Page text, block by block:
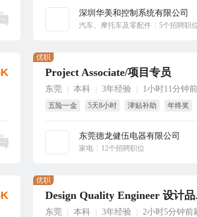
深圳华美和控制系统有限公司
汽车、摩托车及零配件 5个招聘职
立即沟通
Project Associate/项目专员
东莞 本科 3年经验 1小时11分钟
五险一金 5天8小时 津贴补助 年终奖
东莞德龙健伍电器有限公司
家电 12个招聘职位
优职
立即沟通
东莞 本科 3年经验 2小时5分钟前
优职